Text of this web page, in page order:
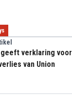
verklaring voor
van Union